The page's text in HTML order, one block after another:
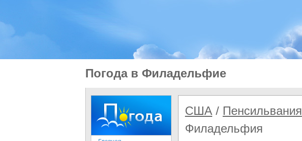
Погода в Филадельфие
США / Пенсильвания
Филадельфия